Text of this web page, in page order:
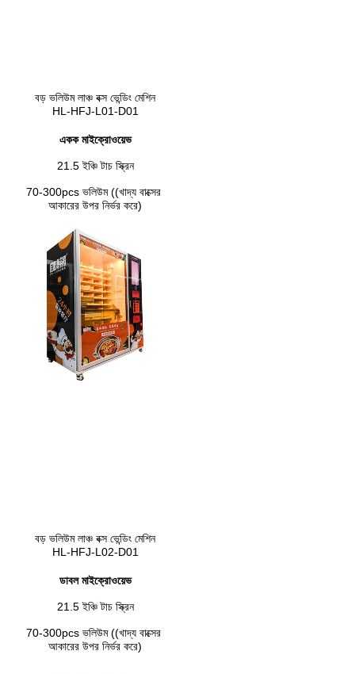
বড় ভলিউম লাঞ্চ বক্স ভেন্ডিং মেশিন
HL-HFJ-L01-D01
একক মাইক্রোওয়েভ
21.5 ইঞ্চি টাচ স্ক্রিন
70-300pcs ভলিউম ((খাদ্য বাক্সের
আকারের উপর নির্ভর করে)
বড় ভলিউম লাঞ্চ বক্স ভেন্ডিং মেশিন
HL-HFJ-L02-D01
ডাবল মাইক্রোওয়েভ
21.5 ইঞ্চি টাচ স্ক্রিন
70-300pcs ভলিউম ((খাদ্য বাক্সের
আকারের উপর নির্ভর করে)